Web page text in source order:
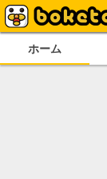
ホーム